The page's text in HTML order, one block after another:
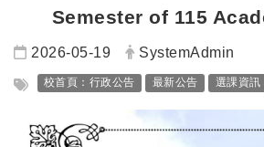
Semester of 115
日期：
2026-05-19 發布者：
SystemAdmin
標籤：
校首頁：行政公告 最新公告 選課資訊